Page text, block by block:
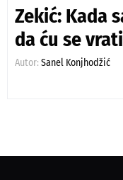
Zekić: Kada
da ću se
Autor: Sanel Konjhodžić